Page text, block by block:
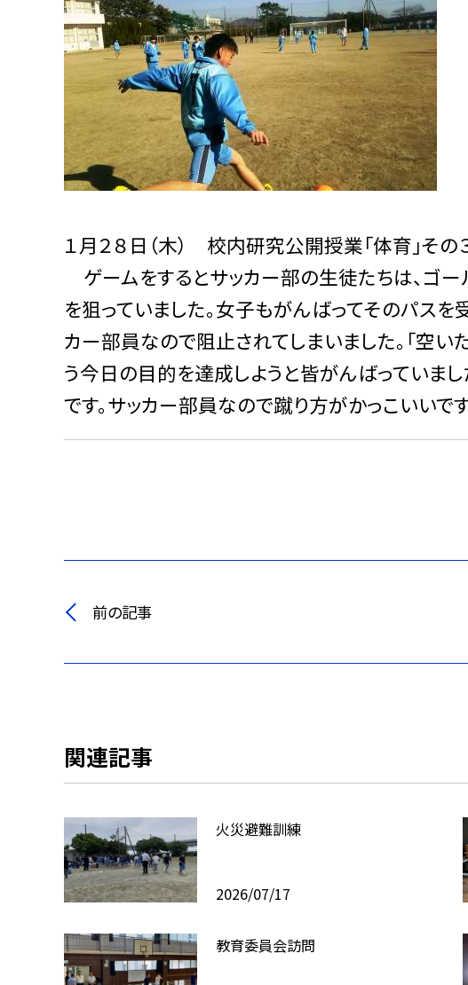
１月２８日（木） 校内研究公開授業「体育」その
ゲームをするとサッカー部の生徒たちは、ゴ
を狙っていました。女子もがんばってそのパスを
カー部員なので阻止されてしまいました。「空い
う今日の目的を達成しようと皆がんばっていまし
です。サッカー部員なので蹴り方がかっこいいです
前の記事
関連記事
火災避難訓練
2026/07/17
教育委員会訪問